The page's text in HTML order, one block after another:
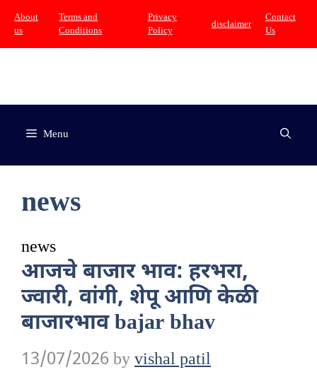
Skip
About
us
Terms and
Conditions
Privacy
Policy
disclaimer
Contact
Us
Menu
news
news
आजचे बाजार भाव: हरभरा,
ज्वारी, वांगी, शेपू आणि केळी
बाजारभाव bajar bhav
13/07/2026 byvishal patil